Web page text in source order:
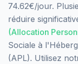
74.62€/jour.
réduire
(Allocation
Sociale à
(APL). Utilisez